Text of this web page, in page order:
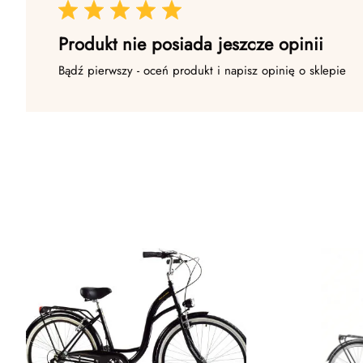
Produkt nie posiada jeszcze opinii
Bądź pierwszy - oceń produkt i napisz opinię o sklepie